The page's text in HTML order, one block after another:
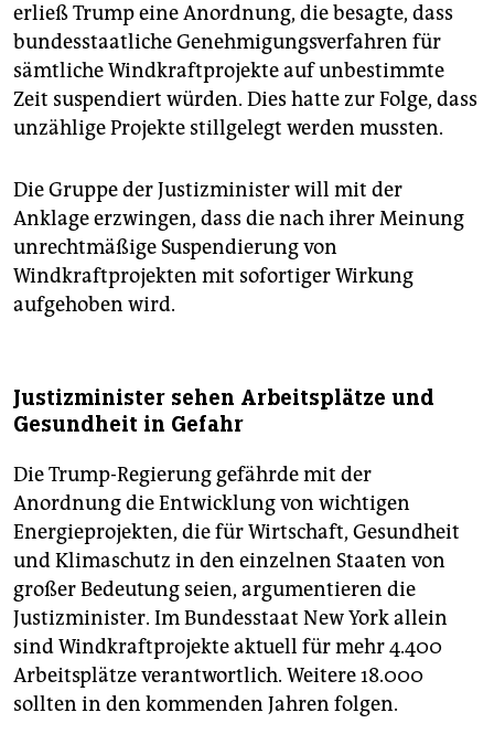
erließ Trump eine Anordnung, die besagte, dass
bundesstaatliche Genehmigungsverfahren für
sämtliche Windkraftprojekte auf unbestimmte
Zeit suspendiert würden. Dies hatte zur Folge, dass
unzählige Projekte stillgelegt werden mussten.
Die Gruppe der Justizminister will mit der
Anklage erzwingen, dass die nach ihrer Meinung
unrechtmäßige Suspendierung von
Windkraftprojekten mit sofortiger Wirkung
aufgehoben wird.
Justizminister sehen Arbeitsplätze und
Gesundheit in Gefahr
Die Trump-Regierung gefährde mit der
Anordnung die Entwicklung von wichtigen
Energieprojekten, die für Wirtschaft, Gesundheit
und Klimaschutz in den einzelnen Staaten von
großer Bedeutung seien, argumentieren die
Justizminister. Im Bundesstaat New York allein
sind Windkraftprojekte aktuell für mehr 4.400
Arbeitsplätze verantwortlich. Weitere 18.000
sollten in den kommenden Jahren folgen.